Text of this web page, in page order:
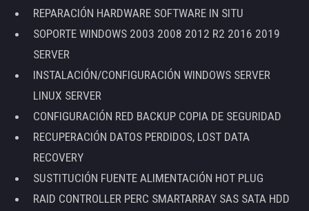
REPARACIÓN HARDWARE SOFTWARE IN SITU
SOPORTE WINDOWS 2003 2008 2012 R2 2016 2019
SERVER
INSTALACIÓN/CONFIGURACIÓN WINDOWS SERVER
LINUX SERVER
CONFIGURACIÓN RED BACKUP COPIA DE SEGURIDAD
RECUPERACIÓN DATOS PERDIDOS, LOST DATA
RECOVERY
SUSTITUCIÓN FUENTE ALIMENTACIÓN HOT PLUG
RAID CONTROLLER PERC SMARTARRAY SAS SATA HDD